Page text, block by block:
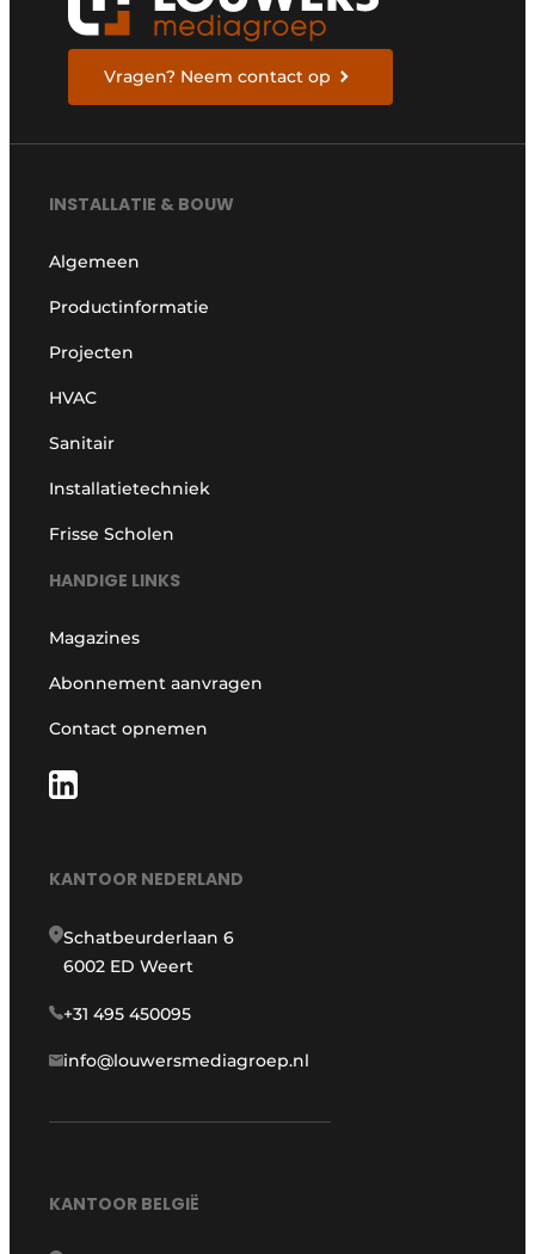
Vragen? Neem contact op
INSTALLATIE & BOUW
Algemeen
Productinformatie
Projecten
HVAC
Sanitair
Installatietechniek
Frisse Scholen
HANDIGE LINKS
Magazines
Abonnement aanvragen
Contact opnemen
KANTOOR NEDERLAND
Schatbeurderlaan 6
6002 ED Weert
+31 495 450095
info@louwersmediagroep.nl
KANTOOR BELGIË